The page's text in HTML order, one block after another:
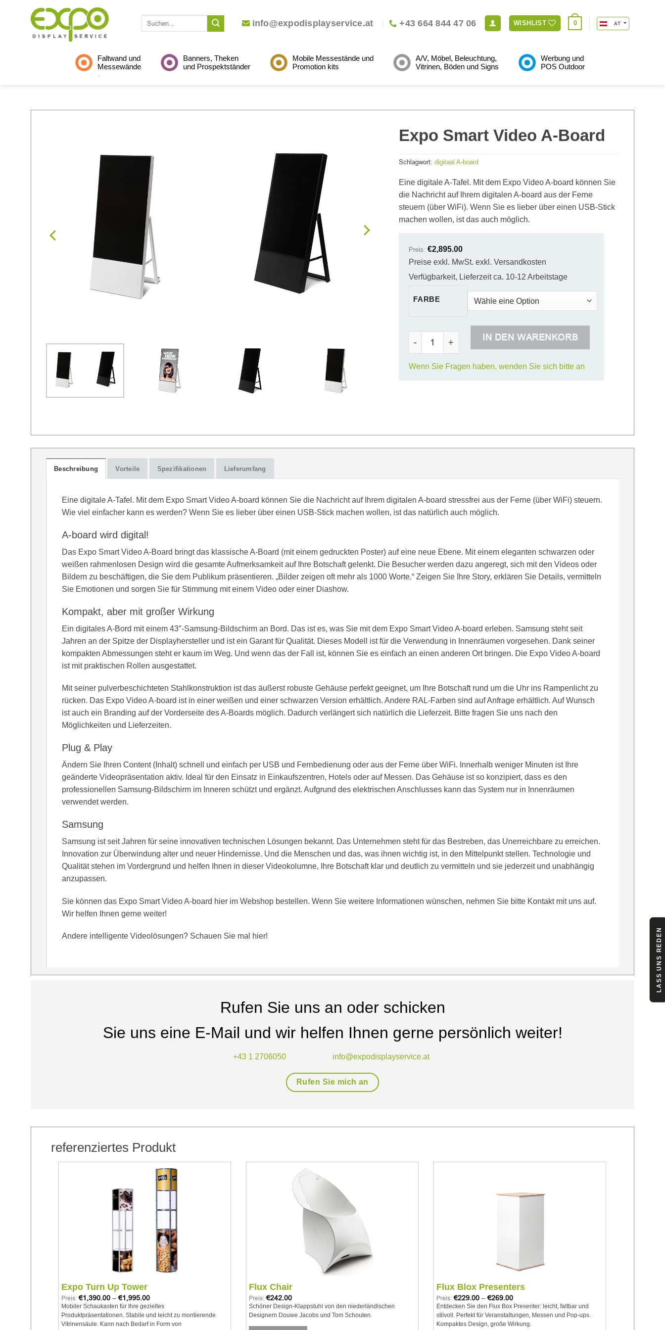
Suche
info@expodisplayservice.at +43 664 844 47 06 WISHLIST 0 AT
Faltwand und
Messewände
..
Banners, Theken
und Prospektständer
Mobile Messestände und
Promotion kits
A/V, Möbel, Beleuchtung,
Vitrinen, Böden und Signs
Werbung und
POS Outdoor
Expo Smart Video A-Board
Schlagwort: digitaal A-board
Eine digitale A-Tafel. Mit dem Expo Video A-board können Sie
die Nachricht auf Ihrem digitalen A-board aus der Ferne
steuern (über WiFi). Wenn Sie es lieber über einen USB-Stick
machen wollen, ist das auch möglich.
Preis: €2,895.00
Preise exkl. MwSt. exkl. Versandkosten
Verfügbarkeit, Lieferzeit ca. 10-12 Arbeitstage
FARBE
Expo Smart Video A-Board Menge
IN DEN WARENKORB
Wenn Sie Fragen haben, wenden Sie sich bitte an
Beschreibung Vorteile Spezifikationen Lieferumfang
Eine digitale A-Tafel. Mit dem Expo Smart Video A-board können Sie die Nachricht auf Ihrem digitalen A-board stressfrei aus der Ferne (über WiFi) steuern.
Wie viel einfacher kann es werden? Wenn Sie es lieber über einen USB-Stick machen wollen, ist das natürlich auch möglich.
A-board wird digital!
Das Expo Smart Video A-Board bringt das klassische A-Board (mit einem gedruckten Poster) auf eine neue Ebene. Mit einem eleganten schwarzen oder
weißen rahmenlosen Design wird die gesamte Aufmerksamkeit auf Ihre Botschaft gelenkt. Die Besucher werden dazu angeregt, sich mit den Videos oder
Bildern zu beschäftigen, die Sie dem Publikum präsentieren. „Bilder zeigen oft mehr als 1000 Worte.“ Zeigen Sie Ihre Story, erklären Sie Details, vermitteln
Sie Emotionen und sorgen Sie für Stimmung mit einem Video oder einer Diashow.
Kompakt, aber mit großer Wirkung
Ein digitales A-Bord mit einem 43″-Samsung-Bildschirm an Bord. Das ist es, was Sie mit dem Expo Smart Video A-board erleben. Samsung steht seit
Jahren an der Spitze der Displayhersteller und ist ein Garant für Qualität. Dieses Modell ist für die Verwendung in Innenräumen vorgesehen. Dank seiner
kompakten Abmessungen steht er kaum im Weg. Und wenn das der Fall ist, können Sie es einfach an einen anderen Ort bringen. Die Expo Video A-board
ist mit praktischen Rollen ausgestattet.
Mit seiner pulverbeschichteten Stahlkonstruktion ist das äußerst robuste Gehäuse perfekt geeignet, um Ihre Botschaft rund um die Uhr ins Rampenlicht zu
rücken. Das Expo Video A-board ist in einer weißen und einer schwarzen Version erhältlich. Andere RAL-Farben sind auf Anfrage erhältlich. Auf Wunsch
ist auch ein Branding auf der Vorderseite des A-Boards möglich. Dadurch verlängert sich natürlich die Lieferzeit. Bitte fragen Sie uns nach den
Möglichkeiten und Lieferzeiten.
Plug & Play
Ändern Sie Ihren Content (Inhalt) schnell und einfach per USB und Fernbedienung oder aus der Ferne über WiFi. Innerhalb weniger Minuten ist Ihre
geänderte Videopräsentation aktiv. Ideal für den Einsatz in Einkaufszentren, Hotels oder auf Messen. Das Gehäuse ist so konzipiert, dass es den
professionellen Samsung-Bildschirm im Inneren schützt und ergänzt. Aufgrund des elektrischen Anschlusses kann das System nur in Innenräumen
verwendet werden.
Samsung
Samsung ist seit Jahren für seine innovativen technischen Lösungen bekannt. Das Unternehmen steht für das Bestreben, das Unerreichbare zu erreichen.
Innovation zur Überwindung alter und neuer Hindernisse. Und die Menschen und das, was ihnen wichtig ist, in den Mittelpunkt stellen. Technologie und
Qualität stehen im Vordergrund und helfen Ihnen in dieser Videokolumne, Ihre Botschaft klar und deutlich zu vermitteln und sie jederzeit und unabhängig
anzupassen.
Sie können das Expo Smart Video A-board hier im Webshop bestellen. Wenn Sie weitere Informationen wünschen, nehmen Sie bitte Kontakt mit uns auf.
Wir helfen Ihnen gerne weiter!
Andere intelligente Videolösungen? Schauen Sie mal hier!
Rufen Sie uns an oder schicken
Sie uns eine E-Mail und wir helfen Ihnen gerne persönlich weiter!
+43 1 2706050 info@expodisplayservice.at
Rufen Sie mich an
referenziertes Produkt
Expo Turn Up Tower
Preis: €1,390.00 –€1,995.00
Mobiler Schaukasten für Ihre gezieltes
Produktpräsentationen. Stabile und leicht zu montierende
Vitrinensäule. Kann nach Bedarf in Form von
Flux Chair
Preis: €242.00
Schöner Design-Klappstuhl von den niederländischen
Designern Douwe Jacobs und Tom Schouten.
Flux Blox Presenters
Preis: €229.00 –€269.00
Entdecken Sie den Flux Box Presenter: leicht, faltbar und
stilvoll. Perfekt für Veranstaltungen, Messen und Pop-ups.
Kompaktes Design, große Wirkung.
LASS UNS REDEN